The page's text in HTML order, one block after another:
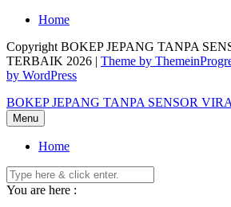
Skip
content
Home
Copyright BOKEP JEPANG TANPA
TERBAIK 2026 | Theme by
by WordPress
BOKEP JEPANG TANPA SENSOR
Menu
Home
You are here :